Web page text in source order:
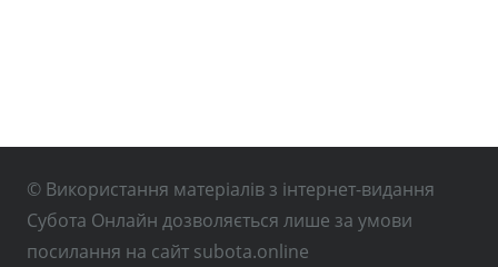
© Використання матеріалів з інтернет-видання
Субота Онлайн дозволяється лише за умови
посилання на сайт subota.online